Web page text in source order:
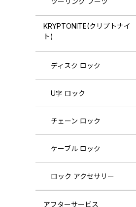
KRYPTONITE(クリプトナイ
ト)
ディスク ロック
U字 ロック
チェーン ロック
ケーブル ロック
ロック アクセサリー
アフターサービス